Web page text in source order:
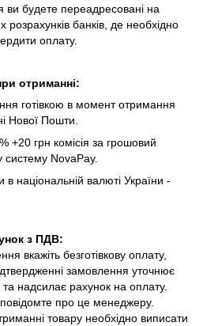
ви будете переадресовані на
розрахунків банків, де необхідно
оплату.
отриманні:
готівкою в момент отримання
Нової Пошти.
+20 грн комісія за грошовий
систему NovaPay.
в національній валюті України -
з ПДВ:
вкажіть безготівкову оплату,
замовлення уточнює
та надсилає рахунок на оплату.
про це менеджеру.
товару необхідно виписати